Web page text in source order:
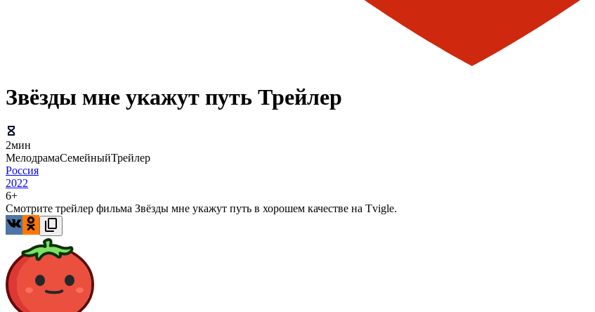
Звёзды мне укажут путь Трейлер
2мин
МелодрамаСемейныйТрейлер
Россия
2022
6+
Смотрите трейлер фильма Звёзды мне укажут путь в хорошем качестве на Tvigle.